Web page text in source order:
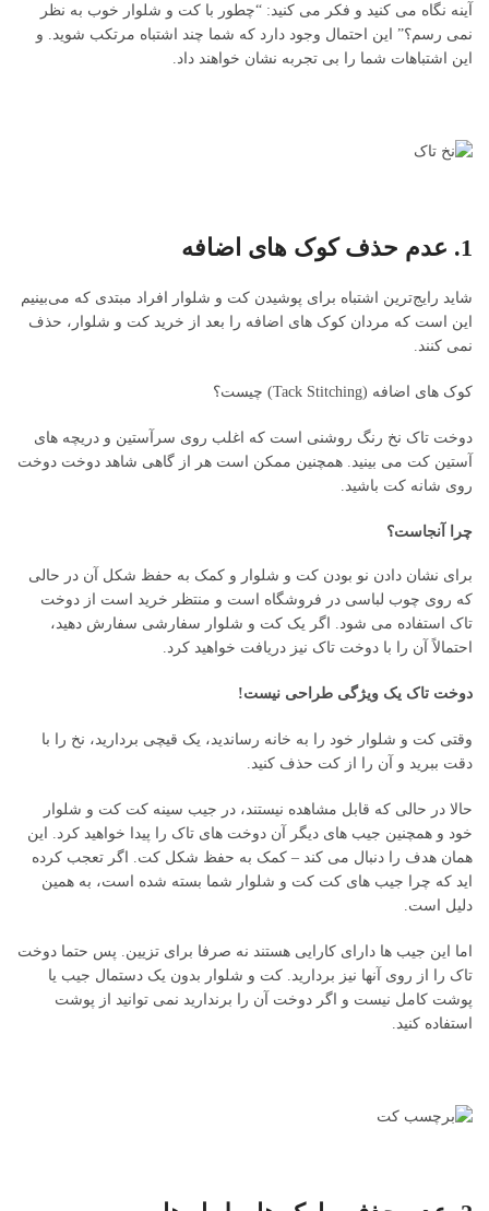
آینه نگاه می کنید و فکر می کنید: “چطور با کت و شلوار خوب به نظر
نمی رسم؟” این احتمال وجود دارد که شما چند اشتباه مرتکب شوید. و
این اشتباهات شما را بی تجربه نشان خواهند داد.
1. عدم حذف کوک های اضافه
شاید رایج‌ترین اشتباه برای پوشیدن کت و شلوار افراد مبتدی که می‌بینیم
این است که مردان کوک های اضافه را بعد از خرید کت و شلوار، حذف
نمی کنند.
کوک های اضافه (Tack Stitching) چیست؟
دوخت تاک نخ رنگ روشنی است که اغلب روی سرآستین و دریچه های
آستین کت می بینید. همچنین ممکن است هر از گاهی شاهد دوخت دوخت
روی شانه کت باشید.
چرا آنجاست؟
برای نشان دادن نو بودن کت و شلوار و کمک به حفظ شکل آن در حالی
که روی چوب لباسی در فروشگاه است و منتظر خرید است از دوخت
تاک استفاده می شود. اگر یک کت و شلوار سفارشی سفارش دهید،
احتمالاً آن را با دوخت تاک نیز دریافت خواهید کرد.
دوخت تاک یک ویژگی طراحی نیست!
وقتی کت و شلوار خود را به خانه رساندید، یک قیچی بردارید، نخ را با
دقت ببرید و آن را از کت حذف کنید.
حالا در حالی که قابل مشاهده نیستند، در جیب سینه کت کت و شلوار
خود و همچنین جیب های دیگر آن دوخت های تاک را پیدا خواهید کرد. این
همان هدف را دنبال می کند – کمک به حفظ شکل کت. اگر تعجب کرده
اید که چرا جیب های کت کت و شلوار شما بسته شده است، به همین
دلیل است.
اما این جیب ها دارای کارایی هستند نه صرفا برای تزیین. پس حتما دوخت
تاک را از روی آنها نیز بردارید. کت و شلوار بدون یک دستمال جیب یا
پوشت کامل نیست و اگر دوخت آن را برندارید نمی توانید از پوشت
استفاده کنید.